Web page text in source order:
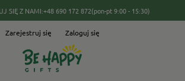
SIĘ Z NAMI:+48 690 172 872(pon-pt 9:00 - 15:30)
Zarejestruj się Zaloguj się